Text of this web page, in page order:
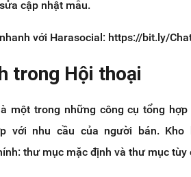
cập nhật mẫu.
với Harasocial: https://bit.ly/
trong Hội thoại
một trong những công cụ tổng
với nhu cầu của người bán. Kho
thư mục mặc định và thư mục tùy